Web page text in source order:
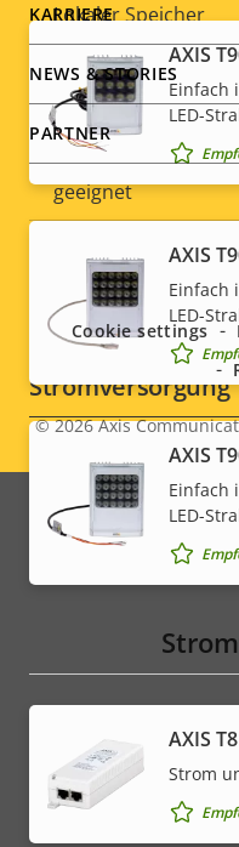
Lokaler Speicher
Betriebstemperatur
Für den
geeignet
Vandalismus-
IP-Schutzklasse
Stromversorgung
Leistung (max.)
Leistung
DC-
AXIS
Einfach
LED-
AXIS
Einfach
LED-
AXIS
Einfach
LED-
AXIS
Strom
KARRIERE
NEWS & STORIES
PARTNER
Legal
menu
© 2026Axis
Cookie settings